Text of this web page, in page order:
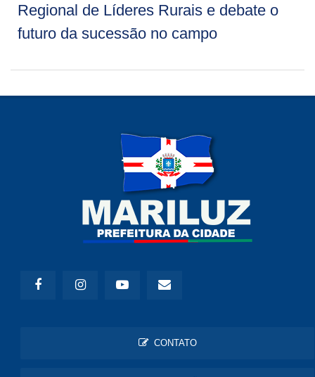
Regional de Líderes Rurais e debate o
futuro da sucessão no campo
CONTATO